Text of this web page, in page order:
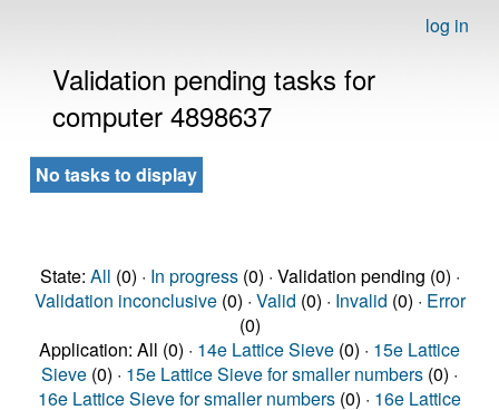
log in
Validation pending tasks for
computer 4898637
No tasks to display
State: All (0) · In progress(0) · Validation pending (0) ·
Validation inconclusive(0) · Valid (0) · Invalid (0) · Error
(0)
Application: All (0) · 14e Lattice Sieve (0) · 15e Lattice
Sieve (0) · 15e Lattice Sieve for smaller numbers (0) ·
16e Lattice Sieve for smaller numbers (0) · 16e Lattice